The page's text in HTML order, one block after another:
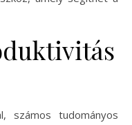
számos tudományos